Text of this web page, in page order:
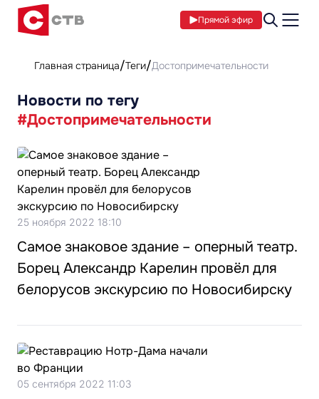
Прямой эфир
Главная страница Теги Достопримечательности
Новости по тегу
#Достопримечательности
25 ноября 2022 18:10
Самое знаковое здание – оперный театр.
Борец Александр Карелин провёл для
белорусов экскурсию по Новосибирску
05 сентября 2022 11:03